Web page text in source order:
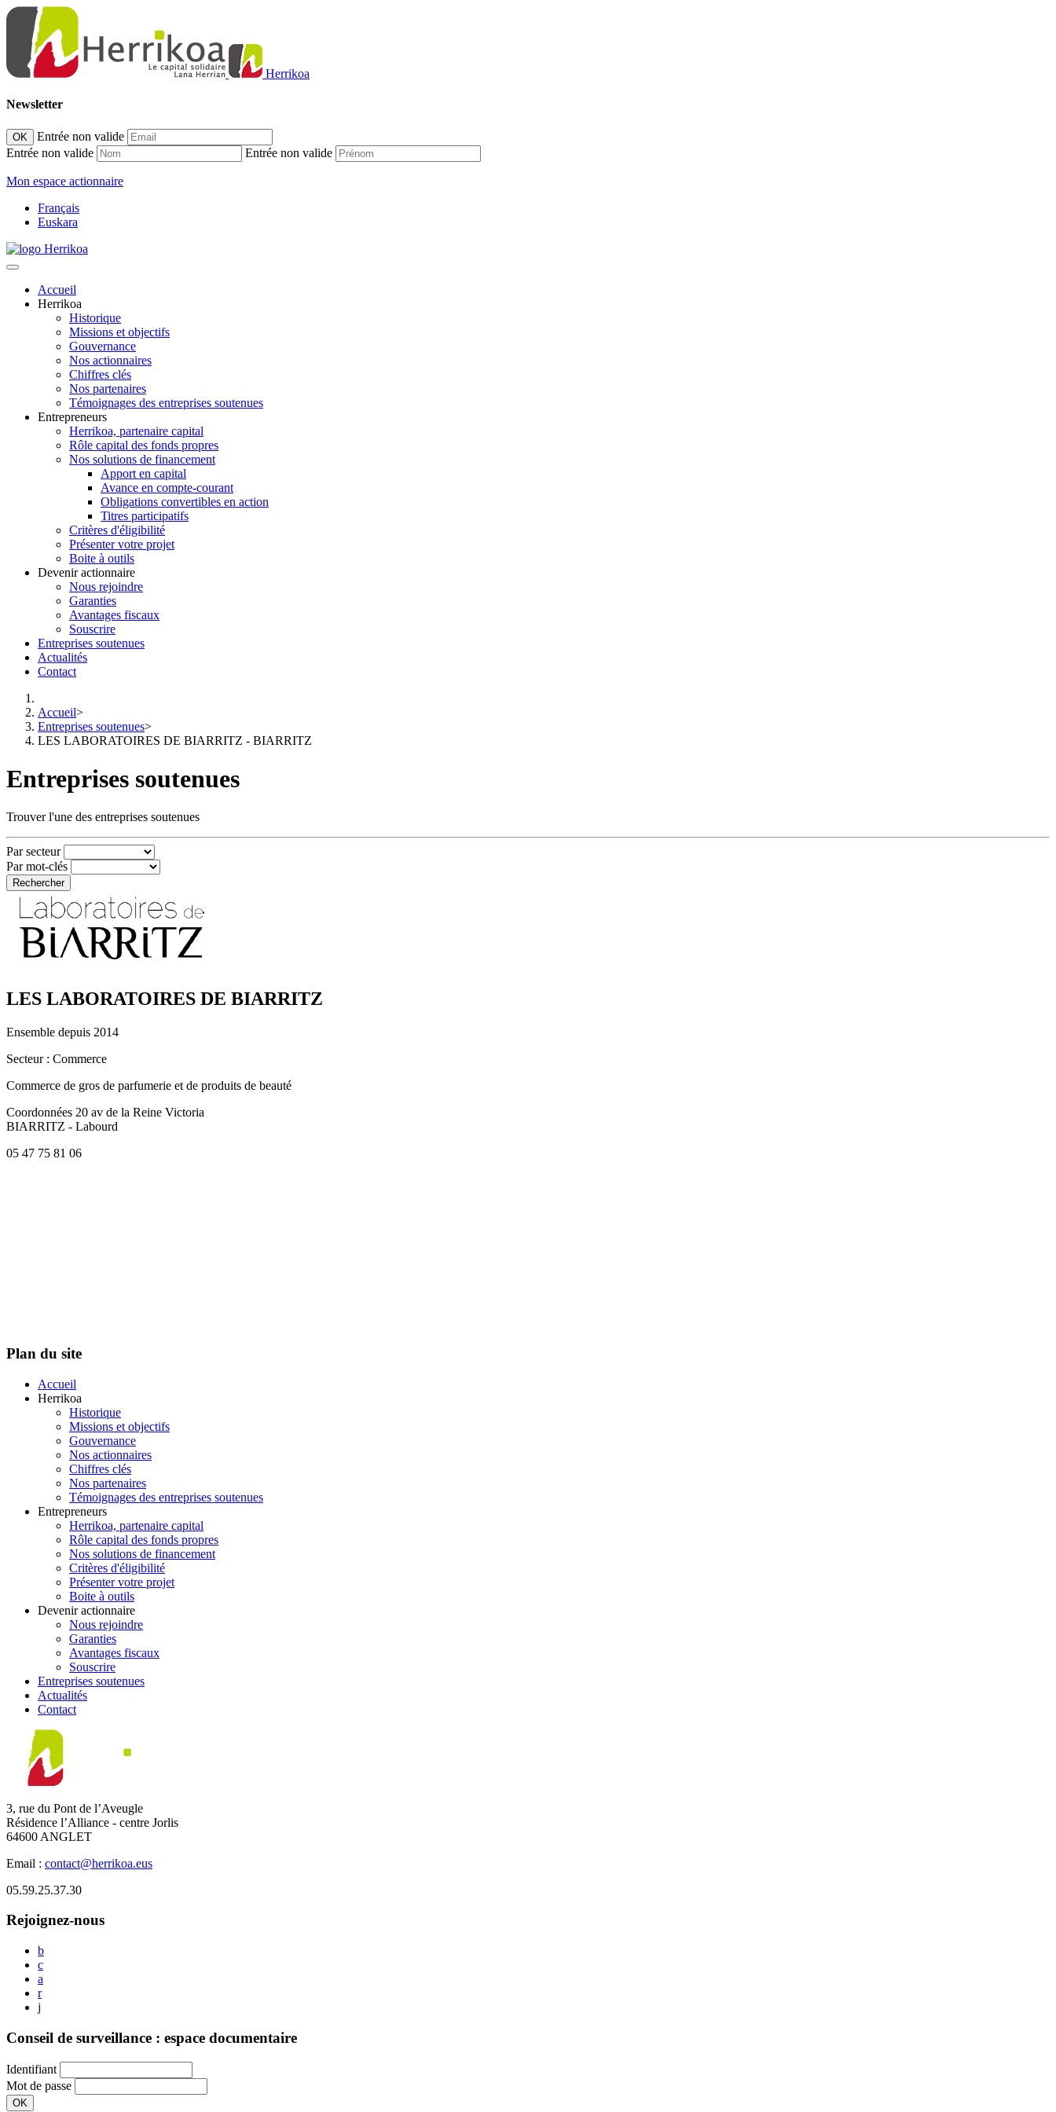
Herrikoa
Newsletter
OK
Entrée non valide
Entrée non valide
Entrée non valide
Mon espace actionnaire
Français
Euskara
Accueil
Herrikoa
Historique
Missions et objectifs
Gouvernance
Nos actionnaires
Chiffres clés
Nos partenaires
Témoignages des entreprises soutenues
Entrepreneurs
Herrikoa, partenaire capital
Rôle capital des fonds propres
Nos solutions de financement
Apport en capital
Avance en compte-courant
Obligations convertibles en action
Titres participatifs
Critères d'éligibilité
Présenter votre projet
Boite à outils
Devenir actionnaire
Nous rejoindre
Garanties
Avantages fiscaux
Souscrire
Entreprises soutenues
Actualités
Contact
Accueil>
Entreprises soutenues>
LES LABORATOIRES DE BIARRITZ - BIARRITZ
Entreprises soutenues
Trouver l'une des entreprises soutenues
Par secteur
Par mot-clés
Rechercher
LES LABORATOIRES DE BIARRITZ
Ensemble depuis 2014
Secteur: Commerce
Commerce de gros de parfumerie et de produits de beauté
Coordonnées 20 av de la Reine Victoria
BIARRITZ - Labourd
05 47 75 81 06
Plan du site
Accueil
Herrikoa
Historique
Missions et objectifs
Gouvernance
Nos actionnaires
Chiffres clés
Nos partenaires
Témoignages des entreprises soutenues
Entrepreneurs
Herrikoa, partenaire capital
Rôle capital des fonds propres
Nos solutions de financement
Critères d'éligibilité
Présenter votre projet
Boite à outils
Devenir actionnaire
Nous rejoindre
Garanties
Avantages fiscaux
Souscrire
Entreprises soutenues
Actualités
Contact
3, rue du Pont de l’Aveugle
Résidence l’Alliance - centre Jorlis
64600 ANGLET
Email : contact@herrikoa.eus
05.59.25.37.30
Rejoignez-nous
b
c
a
r
j
Conseil de surveillance : espace documentaire
Identifiant
Mot de passe
OK